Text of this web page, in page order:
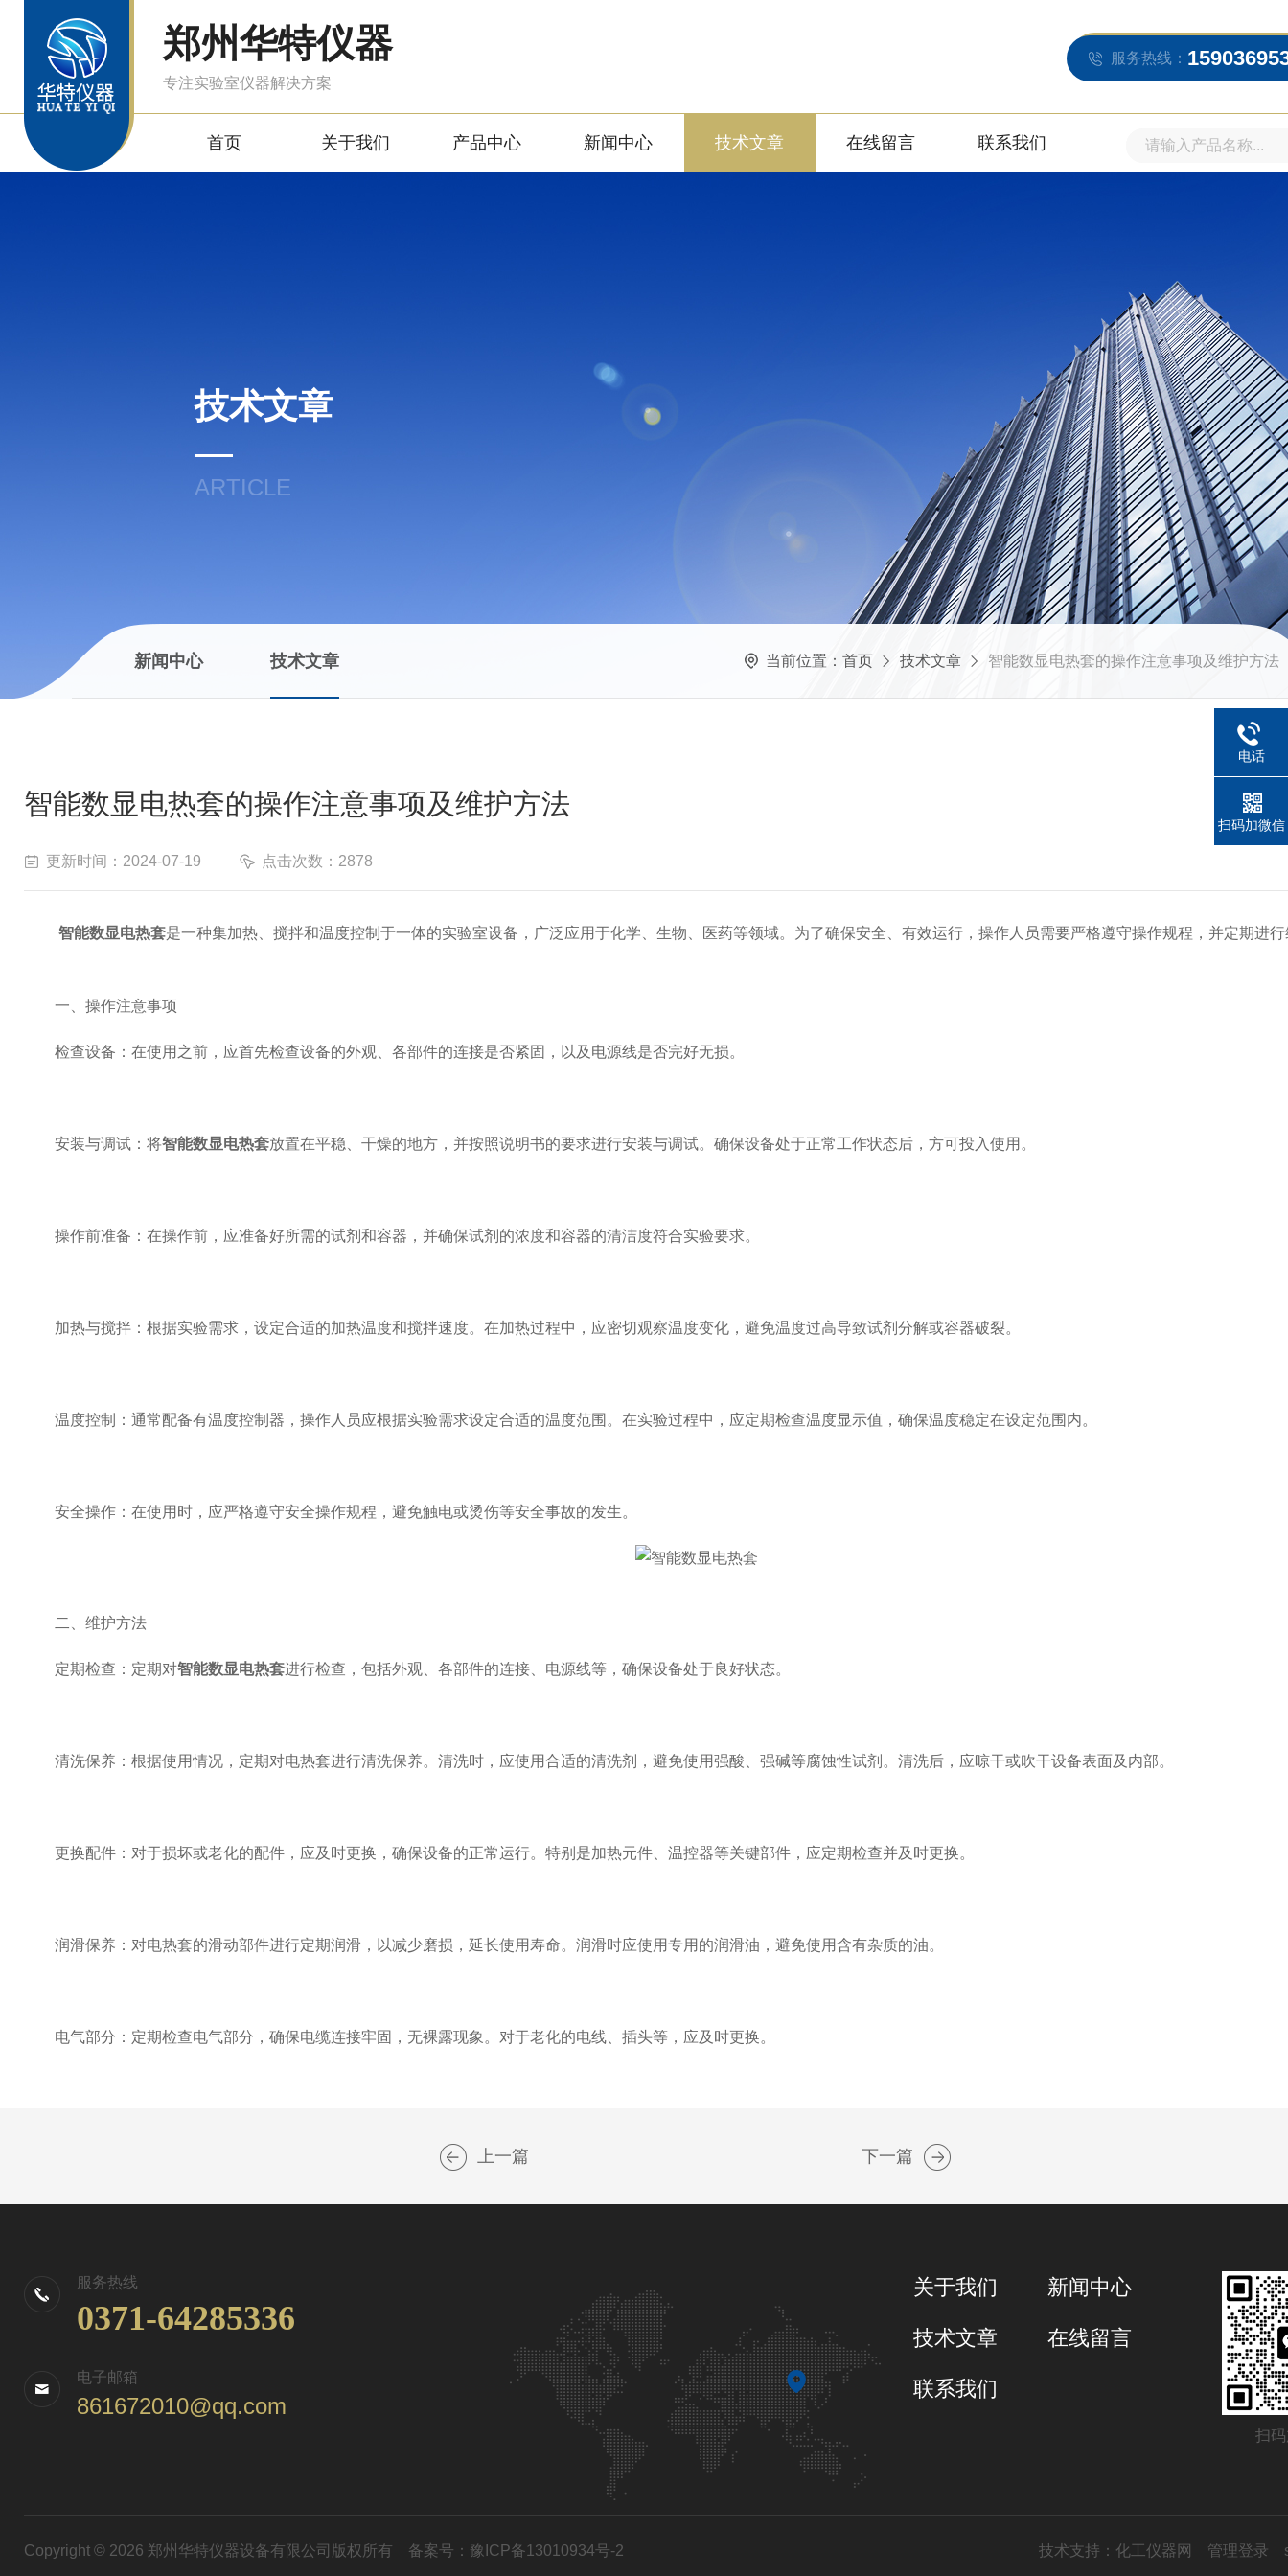
郑州华特仪器
专注实验室仪器解决方案
服务热线：
首页 关于我们 产品中心 新闻中心 技术文章 在线留言 联系我们
技术文章
ARTICLE
新闻中心 技术文章 当前位置： 首页 技术文章 智能数显电热套的操作注意事项及维护方法
智能数显电热套的操作注意事项及维护方法
更新时间：2024-07-19 点击次数：2878
智能数显电热套是一种集加热、搅拌和温度控制于一体的实验室设备，广泛应用于化学、生物、医药等领域。为了确保安全、有效运行，操作人员需要严格遵守操作规程，并定期进
一、操作注意事项
检查设备：在使用之前，应首先检查设备的外观、各部件的连接是否紧固，以及电源线是否完好无损。
安装与调试：将智能数显电热套放置在平稳、干燥的地方，并按照说明书的要求进行安装与调试。确保设备处于正常工作状态后，方可投入使用。
操作前准备：在操作前，应准备好所需的试剂和容器，并确保试剂的浓度和容器的清洁度符合实验要求。
加热与搅拌：根据实验需求，设定合适的加热温度和搅拌速度。在加热过程中，应密切观察温度变化，避免温度过高导致试剂分解或容器破裂。
温度控制：通常配备有温度控制器，操作人员应根据实验需求设定合适的温度范围。在实验过程中，应定期检查温度显示值，确保温度稳定在设定范围内。
安全操作：在使用时，应严格遵守安全操作规程，避免触电或烫伤等安全事故的发生。
二、维护方法
定期检查：定期对智能数显电热套进行检查，包括外观、各部件的连接、电源线等，确保设备处于良好状态。
清洗保养：根据使用情况，定期对电热套进行清洗保养。清洗时，应使用合适的清洗剂，避免使用强酸、强碱等腐蚀性试剂。清洗后，应晾干或吹干设备表面及内部。
更换配件：对于损坏或老化的配件，应及时更换，确保设备的正常运行。特别是加热元件、温控器等关键部件，应定期检查并及时更换。
润滑保养：对电热套的滑动部件进行定期润滑，以减少磨损，延长使用寿命。润滑时应使用专用的润滑油，避免使用含有杂质的油。
电气部分：定期检查电气部分，确保电缆连接牢固，无裸露现象。对于老化的电线、插头等，应及时更换。
上一篇 下一篇
服务热线
0371-64285336
电子邮箱
861672010@qq.com
扫
关于我们 新闻中心
技术文章 在线留言
联系我们
Copyright © 2026 郑州华特仪器设备有限公司版权所有 备案号：豫ICP备13010934号-2 技术支持： 化工仪器网 管理登录
电话
扫码加微信